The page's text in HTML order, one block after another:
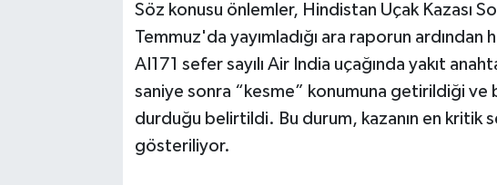
Söz konusu önlemler, Hindistan Uçak Kazası
Temmuz'da yayımladığı ara raporun ardından
AI171 sefer sayılı Air India uçağında yakıt
saniye sonra “kesme” konumuna getirildiği ve
durduğu belirtildi. Bu durum, kazanın en kritik
gösteriliyor.